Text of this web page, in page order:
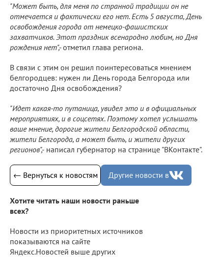
"Может быть, для меня по странной традиции он не
отмечается и фактически его нет. Есть 5 августа, День
освобождения города от немецко-фашистских
захватчиков. Этот праздник всенародно любим, но Дня
рождения нет",-отметил глава региона.
В связи с этим он решил поинтересоваться мнением
белгородцев: нужен ли День города Белгорода или
достаточно Дня освобождения?
"Идет какая-то путаница, увидел это и в официальных
мероприятиях, и в соцсетях. Поэтому хотел услышать
ваше мнение, дорогие жители Белгородской области,
жители Белгорода, а может быть, и жители других
регионов",- написал губернатор на странице "ВКонтакте".
← Вернуться к новостям Другие новости в
Хотите читать наши новости раньше
всех?
Новости из приоритетных источников
показываются на сайте
Яндекс.Новостей выше других